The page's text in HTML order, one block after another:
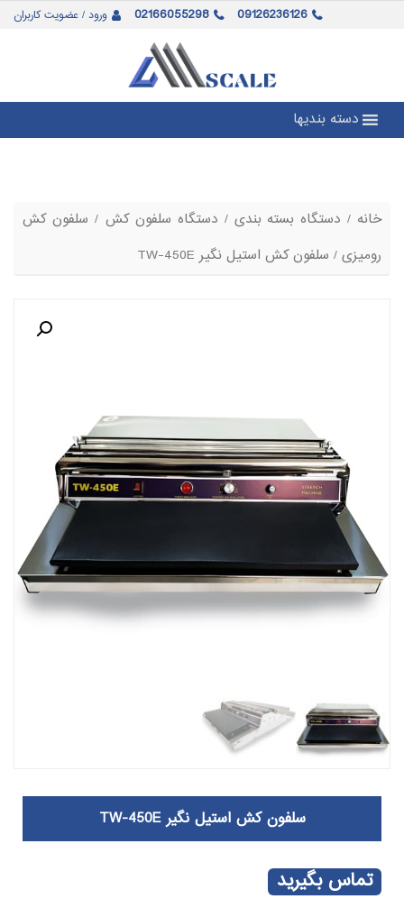
ورود / عضویت کاربران 02166055298 09126236126
دسته بندیها
خانه / دستگاه بسته بندی/ دستگاه سلفون کش / سلفون کش
رومیزی/ سلفون کش استیل نگیر TW-450E
سلفون کش استیل نگیر TW-450E
تماس بگیرید